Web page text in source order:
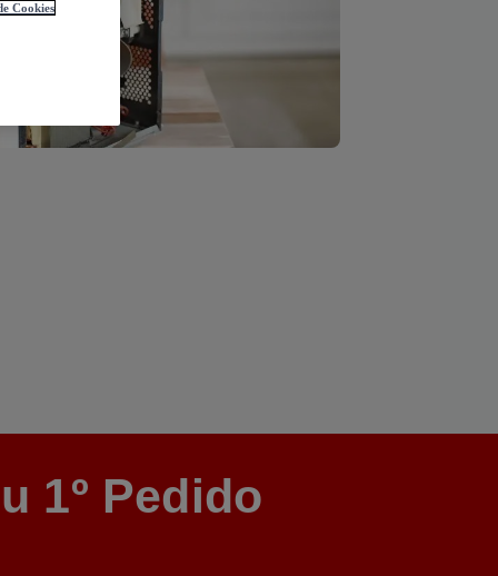
1º Pedido
Cookies